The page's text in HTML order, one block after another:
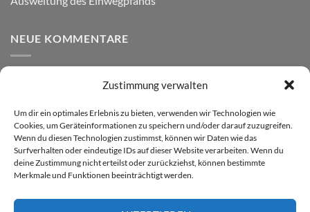
Zustimmung verwalten
Um dir ein optimales Erlebnis zu bieten, verwenden wir Technologien wie
Cookies, um Geräteinformationen zu speichern und/oder darauf zuzugreifen.
Wenn du diesen Technologien zustimmst, können wir Daten wie das
Surfverhalten oder eindeutige IDs auf dieser Website verarbeiten. Wenn du
deine Zustimmung nicht erteilst oder zurückziehst, können bestimmte
Merkmale und Funktionen beeinträchtigt werden.
NEUE KOMMENTARE